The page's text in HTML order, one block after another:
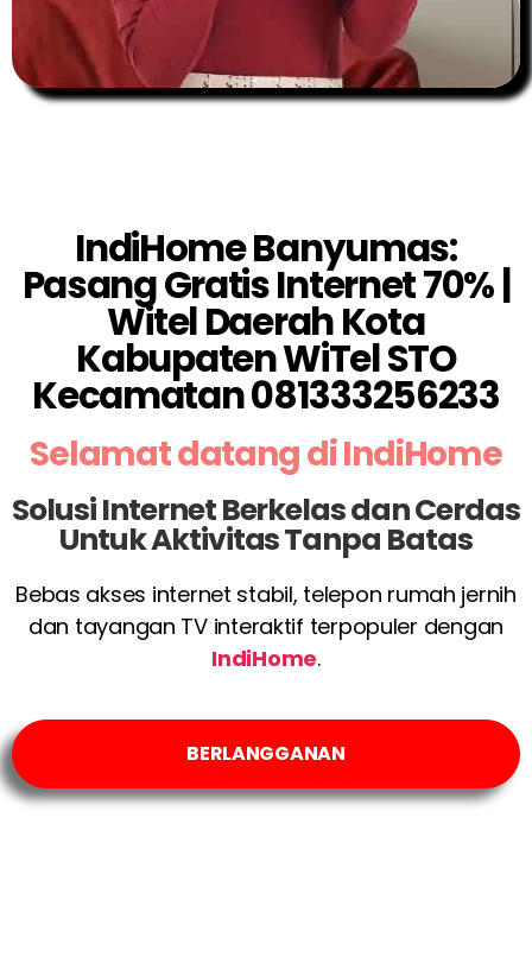
IndiHome Banyumas:
Pasang Gratis Internet 70% |
Witel Daerah Kota
Kabupaten WiTel STO
Kecamatan 081333256233
Selamat datang di IndiHome
Solusi Internet Berkelas dan Cerdas
Untuk Aktivitas Tanpa Batas
Bebas akses internet stabil, telepon rumah jernih
dan tayangan TV interaktif terpopuler dengan
IndiHome.
BERLANGGANAN